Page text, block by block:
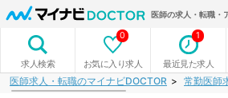
医師の求人・転職・
求人検索 お気に入り求人
0
最近見た求人
1
医師求人・転職のマイナビDOCTOR 常勤医師